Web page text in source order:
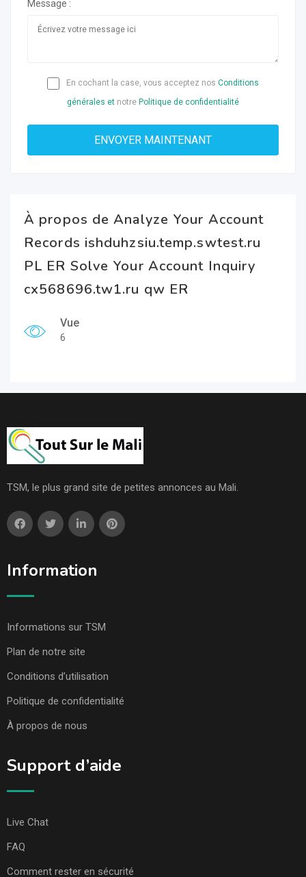
Message :
En cochant la case, vous acceptez nos Conditions
générales et notre Politique de confidentialité
À propos de Analyze Your Account
Records ishduhzsiu.temp.swtest.ru
PL ER Solve Your Account Inquiry
cx568696.tw1.ru qw ER
Vue
6
TSM, le plus grand site de petites annonces au Mali.
Information
Informations sur TSM
Plan de notre site
Conditions d’utilisation
Politique de confidentialité
À propos de nous
Support d’aide
Live Chat
FAQ
Comment rester en sécurité